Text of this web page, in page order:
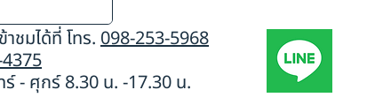
ชมได้ที่ โทร.098-253-5968
ร์ - ศุกร์ 8.30 น. -17.30 น.